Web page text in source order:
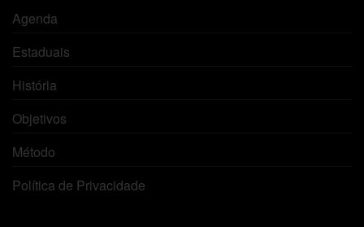
Agenda
Estaduais
História
Objetivos
Método
Política de Privacidade